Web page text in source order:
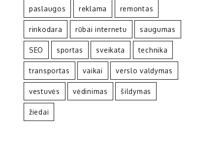
paslaugos reklama remontas
rinkodara rūbai internetu saugumas
SEO sportas sveikata technika
transportas vaikai verslo valdymas
vestuvės vėdinimas šildymas
žiedai